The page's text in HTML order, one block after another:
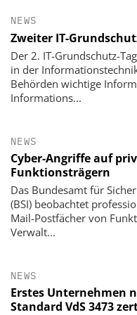
NEWS
Zweiter IT-
Der 2. IT-Grundschutz-
in der
Behörden wichtige
Informations...
NEWS
Cyber-Angriffe auf
Funktionsträgern
Das Bundesamt für
(BSI) beobachtet
Mail-Postfächer von
Verwalt...
NEWS
Erstes Unternehmen
Standard VdS 3473